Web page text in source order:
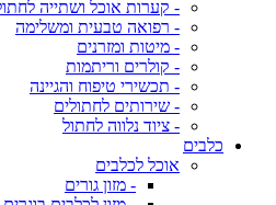
- קערות אוכל ושתייה
- רפואה טבעית ומשלימה
- מיטות ומזרנים
- קולרים וריתמות
- תכשירי טיפוח והגיינה
- שירותים לחתולים
- ציוד נלווה לחתול
כלבים
אוכל לכלבים
- מזון גורים